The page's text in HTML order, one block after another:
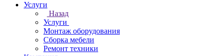
Услуги
Назад
Услуги
Монтаж оборудования
Сборка мебели
Ремонт техники